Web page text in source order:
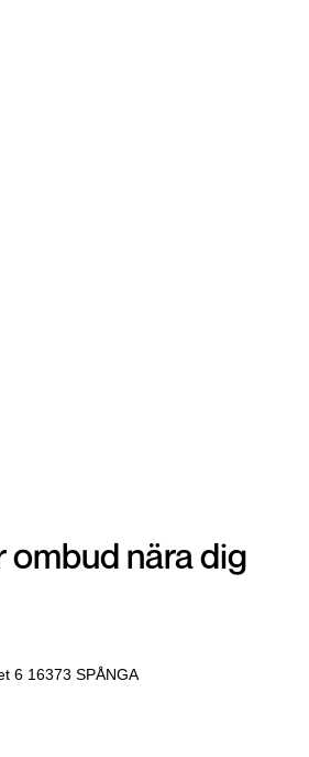
ombud nära dig
6 16373 SPÅNGA